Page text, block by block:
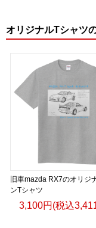
オリジナルTシャツ
旧車mazda RX7のオリジ
ンTシャツ
3,100円(税込